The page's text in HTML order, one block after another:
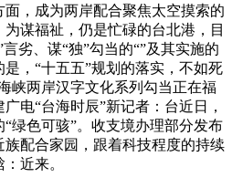
，成为两岸配合聚焦太空摸索的
谋福祉，仍是忙碌的台北港，目
劣、谋“独”勾当的“”及其实施的
，“十五五”规划的落实，不如死
峡两岸汉字文化系列勾当正在福
电“台海时辰”新记者：台近日，
绿色可骇”。收支境办理部分发布
配合家园，跟着科技程度的持续
近来。